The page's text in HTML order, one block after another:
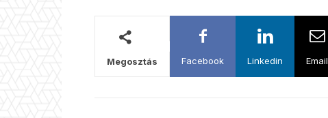
Megosztás Facebook Linkedin Email